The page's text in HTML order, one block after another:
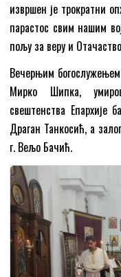
извршен је трократни
парастос свим нашим
пољу за веру и
Вечерњим богослужењем
Мирко Шипка,
свештенства Епархије
Драган Танкосић, а
г. Вељо Бачић.